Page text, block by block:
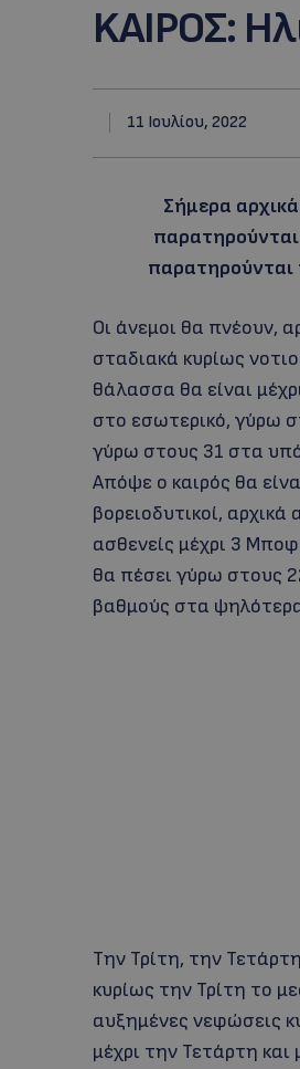
KAIΡΟΣ:
11 Ιουλίου, 2022
Σήμερα
παρατηρούνται
Οι άνεμοι θα πνέουν,
σταδιακά κυρίως
θάλασσα θα είναι
στο εσωτερικό, γύρω
γύρω στους 31 στα
Απόψε ο καιρός θα
βορειοδυτικοί,
ασθενείς μέχρι 3
θα πέσει γύρω στους
βαθμούς στα
Την Τρίτη, την
κυρίως την Τρίτη το
αυξημένες νεφώσεις
μέχρι την Τετάρτη